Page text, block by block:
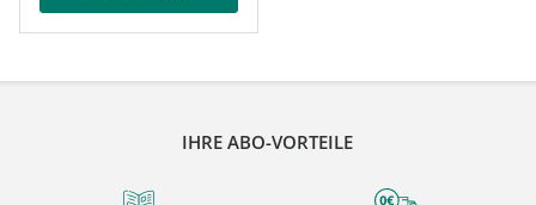
IHRE ABO-VORTEILE